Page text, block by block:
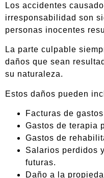
Los accidentes
irresponsabilidad son
personas inocentes
La parte culpable
daños que sean
su naturaleza.
Estos daños pueden
Facturas de
Gastos de terapia
Gastos de
Salarios perdidos
futuras.
Daño a la